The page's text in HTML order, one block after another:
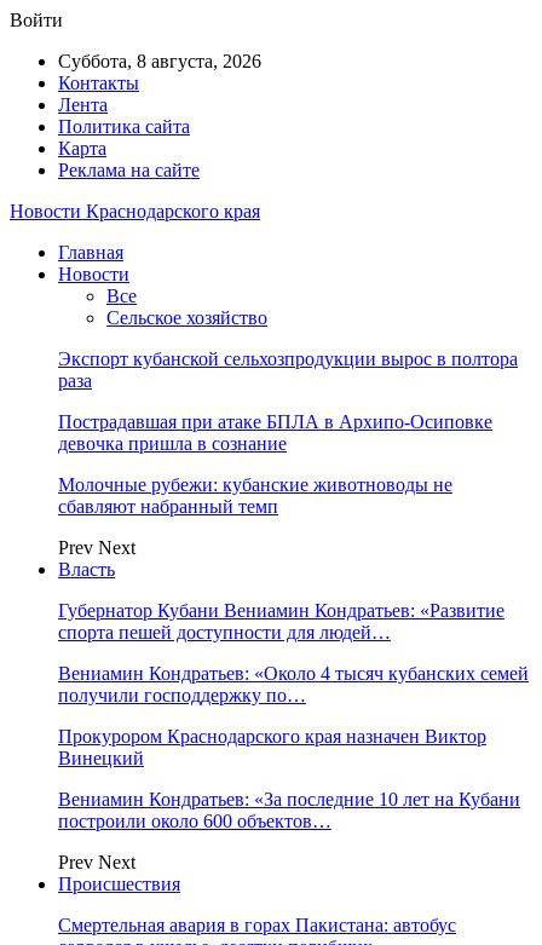
Войти
Суббота, 8 августа, 2026
Контакты
Лента
Политика сайта
Карта
Реклама на сайте
Новости Краснодарского края
Главная
Новости
Все
Сельское хозяйство
Экспорт кубанской сельхозпродукции вырос в полтора
раза
Пострадавшая при атаке БПЛА в Архипо-Осиповке
девочка пришла в сознание
Молочные рубежи: кубанские животноводы не
сбавляют набранный темп
Prev Next
Власть
Губернатор Кубани Вениамин Кондратьев: «Развитие
спорта пешей доступности для людей…
Вениамин Кондратьев: «Около 4 тысяч кубанских семей
получили господдержку по…
Прокурором Краснодарского края назначен Виктор
Винецкий
Вениамин Кондратьев: «За последние 10 лет на Кубани
построили около 600 объектов…
Prev Next
Происшествия
Смертельная авария в горах Пакистана: автобус